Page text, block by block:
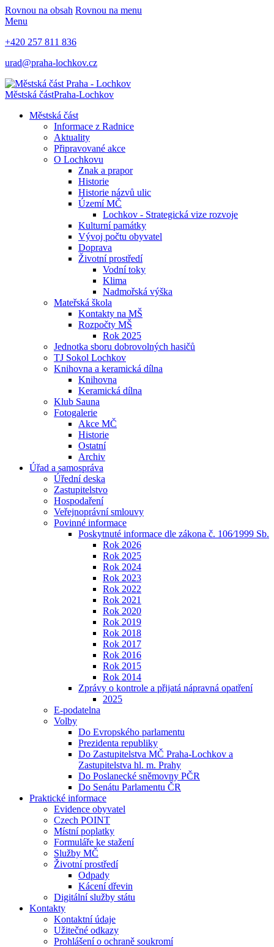
Rovnou na obsah Rovnou na menu
Menu
+420 257 811 836
urad@praha-lochkov.cz
Městská částPraha-Lochkov
Městská část
Informace z Radnice
Aktuality
Připravované akce
O Lochkovu
Znak a prapor
Historie
Historie názvů ulic
Území MČ
Lochkov - Strategická vize rozvoje
Kulturní památky
Vývoj počtu obyvatel
Doprava
Životní prostředí
Vodní toky
Klima
Nadmořská výška
Mateřská škola
Kontakty na MŠ
Rozpočty MŠ
Rok 2025
Jednotka sboru dobrovolných hasičů
TJ Sokol Lochkov
Knihovna a keramická dílna
Knihovna
Keramická dílna
Klub Sauna
Fotogalerie
Akce MČ
Historie
Ostatní
Archiv
Úřad a samospráva
Úřední deska
Zastupitelstvo
Hospodaření
Veřejnoprávní smlouvy
Povinné informace
Poskytnuté informace dle zákona č. 106⁄1999 Sb.
Rok 2026
Rok 2025
Rok 2024
Rok 2023
Rok 2022
Rok 2021
Rok 2020
Rok 2019
Rok 2018
Rok 2017
Rok 2016
Rok 2015
Rok 2014
Zprávy o kontrole a přijatá nápravná opatření
2025
E-podatelna
Volby
Do Evropského parlamentu
Prezidenta republiky
Do Zastupitelstva MČ Praha-Lochkov a
Zastupitelstva hl. m. Prahy
Do Poslanecké sněmovny PČR
Do Senátu Parlamentu ČR
Praktické informace
Evidence obyvatel
Czech POINT
Místní poplatky
Formuláře ke stažení
Služby MČ
Životní prostředí
Odpady
Kácení dřevin
Digitální služby státu
Kontakty
Kontaktní údaje
Užitečné odkazy
Prohlášení o ochraně soukromí